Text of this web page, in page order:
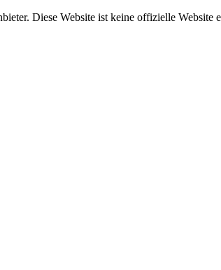
Diese Website ist keine offizielle Website